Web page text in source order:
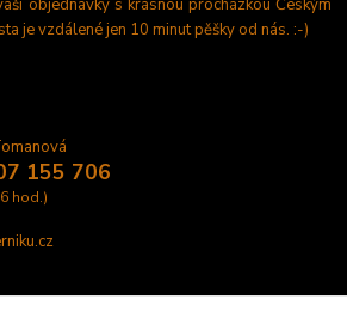
objednávky s krásnou procházkou Českým
je vzdálené jen 10 minut pěšky od nás. :-)
155 706
hod.)